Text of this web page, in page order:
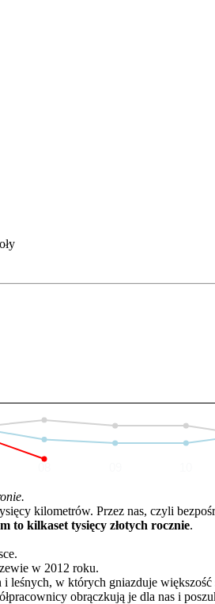
kilometrów. Przez nas, czyli
to kilkaset tysięcy złotych rocznie.
w 2012 roku.
leśnych, w których gniazduje większość
obrączkują je dla nas i